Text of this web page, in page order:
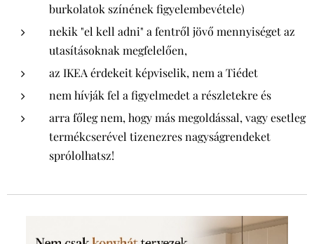
burkolatok színének figyelembevétele)
nekik "el kell adni" a fentről jövő mennyiséget az
utasításoknak megfelelően,
az IKEA érdekeit képviselik, nem a Tiédet
nem hívják fel a figyelmedet a részletekre és
arra főleg nem, hogy más megoldással, vagy esetleg
termékcserével tizenezres nagyságrendeket
sprólolhatsz!